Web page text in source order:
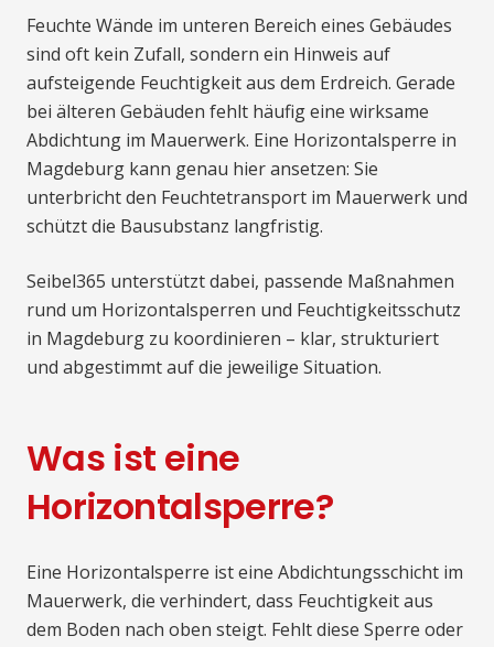
Feuchte Wände im unteren Bereich eines Gebäudes
sind oft kein Zufall, sondern ein Hinweis auf
aufsteigende Feuchtigkeit aus dem Erdreich. Gerade
bei älteren Gebäuden fehlt häufig eine wirksame
Abdichtung im Mauerwerk. Eine Horizontalsperre in
Magdeburg kann genau hier ansetzen: Sie
unterbricht den Feuchtetransport im Mauerwerk und
schützt die Bausubstanz langfristig.
Seibel365 unterstützt dabei, passende Maßnahmen
rund um Horizontalsperren und Feuchtigkeitsschutz
in Magdeburg zu koordinieren – klar, strukturiert
und abgestimmt auf die jeweilige Situation.
Was ist eine
Horizontalsperre?
Eine Horizontalsperre ist eine Abdichtungsschicht im
Mauerwerk, die verhindert, dass Feuchtigkeit aus
dem Boden nach oben steigt. Fehlt diese Sperre oder